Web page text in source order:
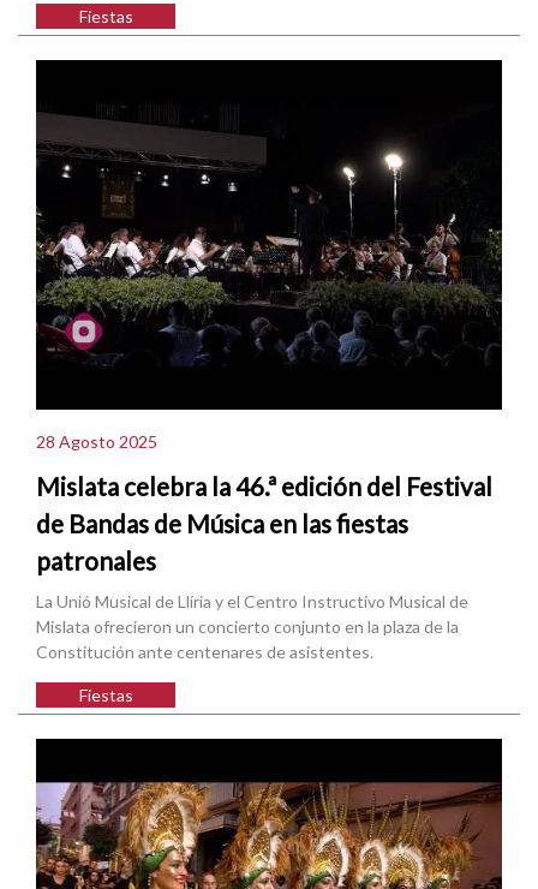
Fiestas
28 Agosto 2025
Mislata celebra la 46.ª edición del Festival
de Bandas de Música en las fiestas
patronales
La Unió Musical de Llíria y el Centro Instructivo Musical de
Mislata ofrecieron un concierto conjunto en la plaza de la
Constitución ante centenares de asistentes.
Fiestas